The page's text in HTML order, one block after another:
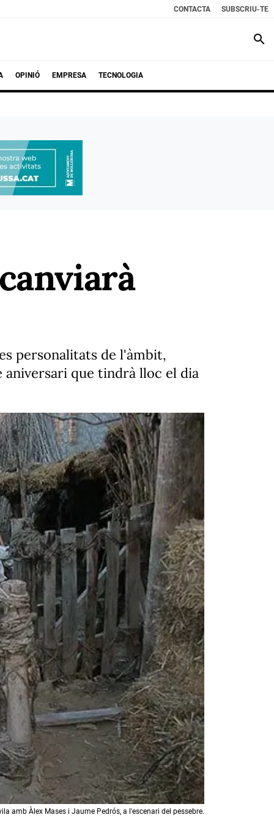
CONTACTA SUBSCRIU-TE
search
OPINIÓ EMPRESA TECNOLOGIA
personalitats de l'àmbit,
que tindrà lloc el dia
amb Àlex Mases i Jaume Pedrós, a l'escenari del pessebre.